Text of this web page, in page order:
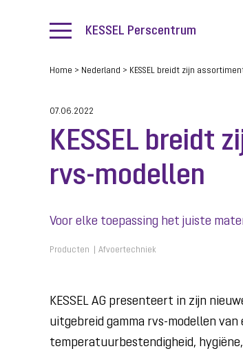
KESSEL Perscentrum
Home > Nederland > KESSEL breidt zijn
07.06.2022
KESSEL breidt
rvs-modellen
Voor elke toepassing het juiste
Producten Afvoertechniek
KESSEL AG presenteert in zijn
uitgebreid gamma rvs-modellen
temperatuurbestendigheid,